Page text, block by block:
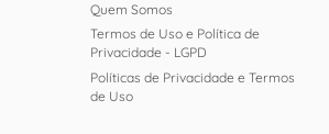
Quem Somos
Termos de Uso e Política de
Privacidade - LGPD
Políticas de Privacidade e Termos
de Uso